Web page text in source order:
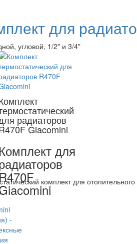
для
угловой, 1/2" и 3/4"
радиаторов
Giacomini
Комплект для
комплект для